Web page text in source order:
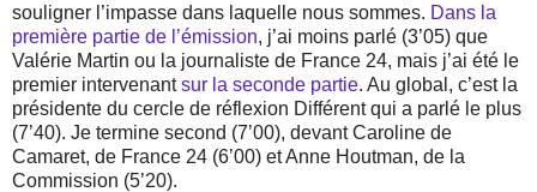
souligner l’impasse dans laquelle nous sommes. Dans la
première partie de l’émission, j’ai moins parlé (3’05) que
Valérie Martin ou la journaliste de France 24, mais j’ai été le
premier intervenantsur la seconde partie. Au global, c’est la
présidente du cercle de réflexion Différent qui a parlé le plus
(7’40). Je termine second (7’00), devant Caroline de
Camaret, de France 24 (6’00) et Anne Houtman, de la
Commission (5’20).